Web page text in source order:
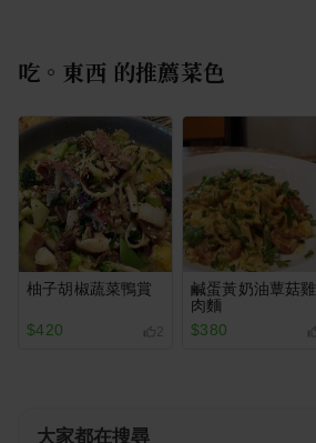
吃。東西 的推薦菜色
柚子胡椒蔬菜鴨賞
$420 2
鹹蛋黃奶油蕈菇雞
肉麵
$380
大家都在搜尋